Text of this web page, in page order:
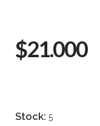
$21.000
Stock: 5